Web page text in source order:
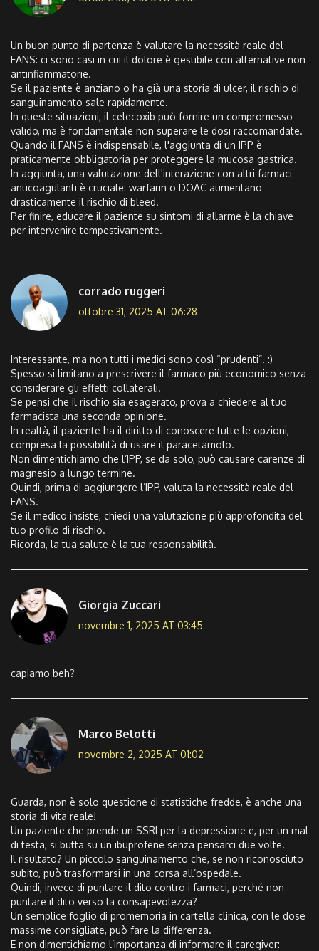
Un buon punto di partenza è valutare la necessità reale del
FANS: ci sono casi in cui il dolore è gestibile con alternative non
antinfiammatorie.
Se il paziente è anziano o ha già una storia di ulcer, il rischio di
sanguinamento sale rapidamente.
In queste situazioni, il celecoxib può fornire un compromesso
valido, ma è fondamentale non superare le dosi raccomandate.
Quando il FANS è indispensabile, l'aggiunta di un IPP è
praticamente obbligatoria per proteggere la mucosa gastrica.
In aggiunta, una valutazione dell'interazione con altri farmaci
anticoagulanti è cruciale: warfarin o DOAC aumentano
drasticamente il rischio di bleed.
Per finire, educare il paziente su sintomi di allarme è la chiave
per intervenire tempestivamente.
corrado ruggeri
ottobre 31, 2025 AT 06:28
Interessante, ma non tutti i medici sono così “prudenti”. :)
Spesso si limitano a prescrivere il farmaco più economico senza
considerare gli effetti collaterali.
Se pensi che il rischio sia esagerato, prova a chiedere al tuo
farmacista una seconda opinione.
In realtà, il paziente ha il diritto di conoscere tutte le opzioni,
compresa la possibilità di usare il paracetamolo.
Non dimentichiamo che l’IPP, se da solo, può causare carenze di
magnesio a lungo termine.
Quindi, prima di aggiungere l’IPP, valuta la necessità reale del
FANS.
Se il medico insiste, chiedi una valutazione più approfondita del
tuo profilo di rischio.
Ricorda, la tua salute è la tua responsabilità.
Giorgia Zuccari
novembre 1, 2025 AT 03:45
capiamo beh?
Marco Belotti
novembre 2, 2025 AT 01:02
Guarda, non è solo questione di statistiche fredde, è anche una
storia di vita reale!
Un paziente che prende un SSRI per la depressione e, per un mal
di testa, si butta su un ibuprofene senza pensarci due volte.
Il risultato? Un piccolo sanguinamento che, se non riconosciuto
subito, può trasformarsi in una corsa all’ospedale.
Quindi, invece di puntare il dito contro i farmaci, perché non
puntare il dito verso la consapevolezza?
Un semplice foglio di promemoria in cartella clinica, con le dose
massime consigliate, può fare la differenza.
E non dimentichiamo l’importanza di informare il caregiver: